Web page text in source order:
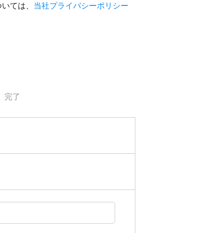
ては、 当社プライバシーポリシー
完了